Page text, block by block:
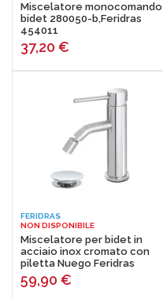
Miscelatore monocomando
bidet 280050-b,Feridras
454011
37,20 €
FERIDRAS
NON DISPONIBILE
Miscelatore per bidet in
acciaio inox cromato con
piletta Nuego Feridras
59,90 €